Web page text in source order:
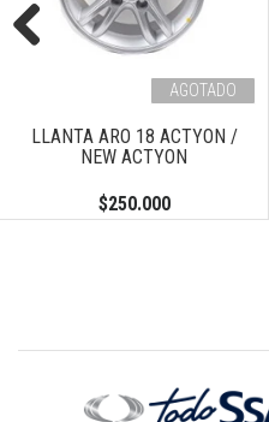
AGOTADO
LLANTA ARO 18 ACTYON /
NEW ACTYON
$250.000